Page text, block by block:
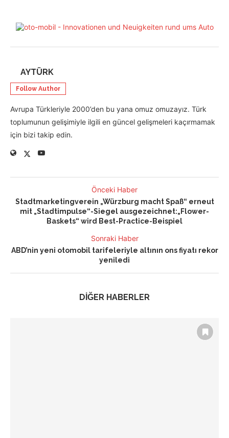
AYTÜRK
Follow Author
Avrupa Türkleriyle 2000’den bu yana omuz omuzayız. Türk
toplumunun gelişimiyle ilgili en güncel gelişmeleri kaçırmamak
için bizi takip edin.
Önceki Haber
Stadtmarketingverein „Würzburg macht Spaß“ erneut
mit „Stadtimpulse“-Siegel ausgezeichnet:„Flower-
Baskets“ wird Best-Practice-Beispiel
Sonraki Haber
ABD’nin yeni otomobil tarifeleriyle altının ons fiyatı rekor
yeniledi
DİĞER HABERLER